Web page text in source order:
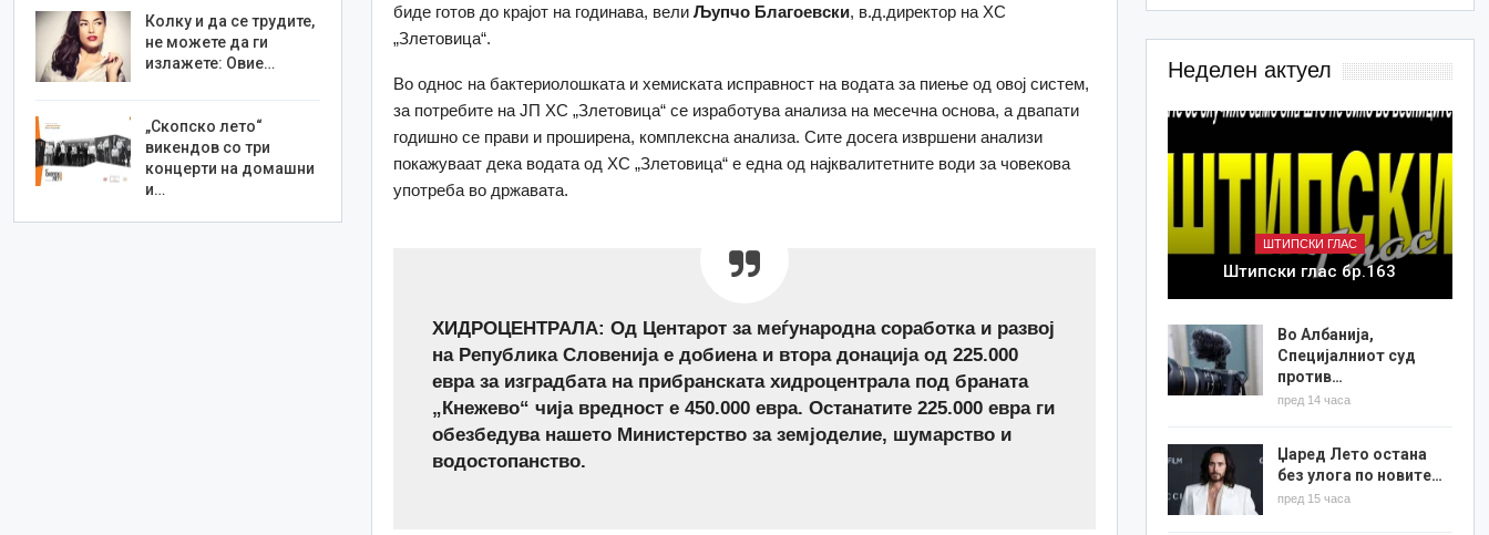
биде готов до крајот на годинава, велиЉупчо Благоевски, в.д.директор на ХС
„Злетовица“.
Во однос на бактериолошката и хемиската исправност на водата за пиење од овој систем,
за потребите на ЈП ХС „Злетовица“ се изработува анализа на месечна основа, а двапати
годишно се прави и проширена, комплексна анализа. Сите досега извршени анализи
покажуваат дека водата од ХС „Злетовица“ е една од најквалитетните води за човекова
употреба во државата.
ХИДРОЦЕНТРАЛА: Од Центарот за меѓународна соработка и развој
на Република Словенија е добиена и втора донација од 225.000
евра за изградбата на прибранската хидроцентрала под браната
„Кнежево“ чија вредност е 450.000 евра. Останатите 225.000 евра ги
обезбедува нашето Министерство за земјоделие, шумарство и
водостопанство.
Неделен актуел
ШТИПСКИ ГЛАС
Штипски глас бр.163
Во Албанија,
Специјалниот суд
против…
пред 14 часа
Џаред Лето остана
без улога по новите…
пред 15 часа
Колку и да се трудите,
не можете да ги
излажете: Овие…
„Скопско лето“
викендов со три
концерти на домашни
и…